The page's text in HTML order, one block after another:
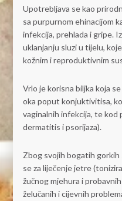
Upotrebljava se kao
sa purpurnom ehinacijom
infekcija, prehlada i gripe.
uklanjanju sluzi u tijelu,
kožnim i reproduktivnim
Vrlo je korisna biljka koja
oka poput konjuktivitisa,
vaginalnih infekcija, te kod
dermatitis i psorijaza).
Zbog svojih bogatih
se za liječenje jetre
žučnog mjehura i
želučanih i cijevnih